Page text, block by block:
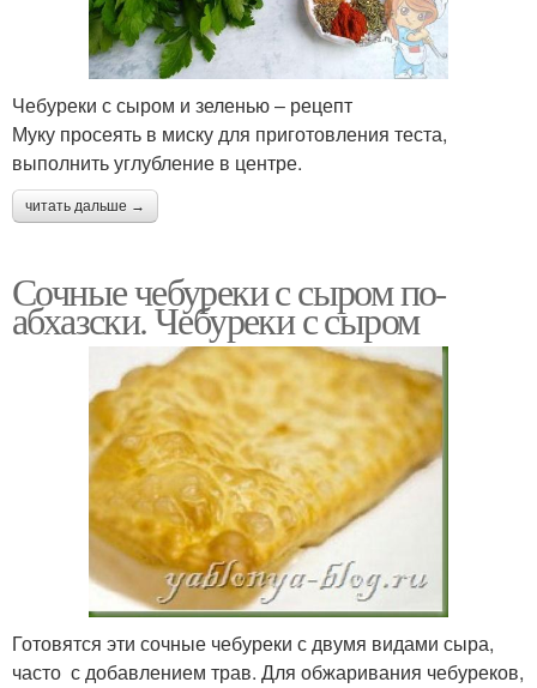
Чебуреки с сыром и зеленью – рецепт
Муку просеять в миску для приготовления теста,
выполнить углубление в центре.
читать дальше →
Сочные чебуреки с сыром по-
абхазски. Чебуреки с сыром
Готовятся эти сочные чебуреки с двумя видами сыра,
часто с добавлением трав. Для обжаривания чебуреков,